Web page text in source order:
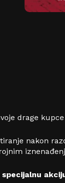
drage
nakon
specijalnu